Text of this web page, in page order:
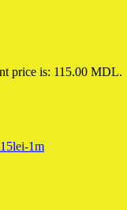
price is: 115.00 MDL.
1m